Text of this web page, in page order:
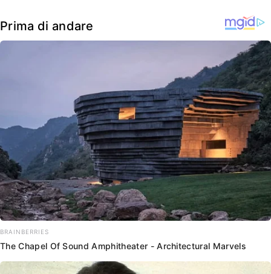
Prima di andare
BRAINBERRIES
The Chapel Of Sound Amphitheater - Architectural Marvels